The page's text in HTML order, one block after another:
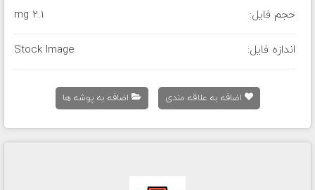
حجم فایل: 2.1 mg
اندازه فایل: Stock Image
اضافه به علاقه مندی اضافه به پوشه ها